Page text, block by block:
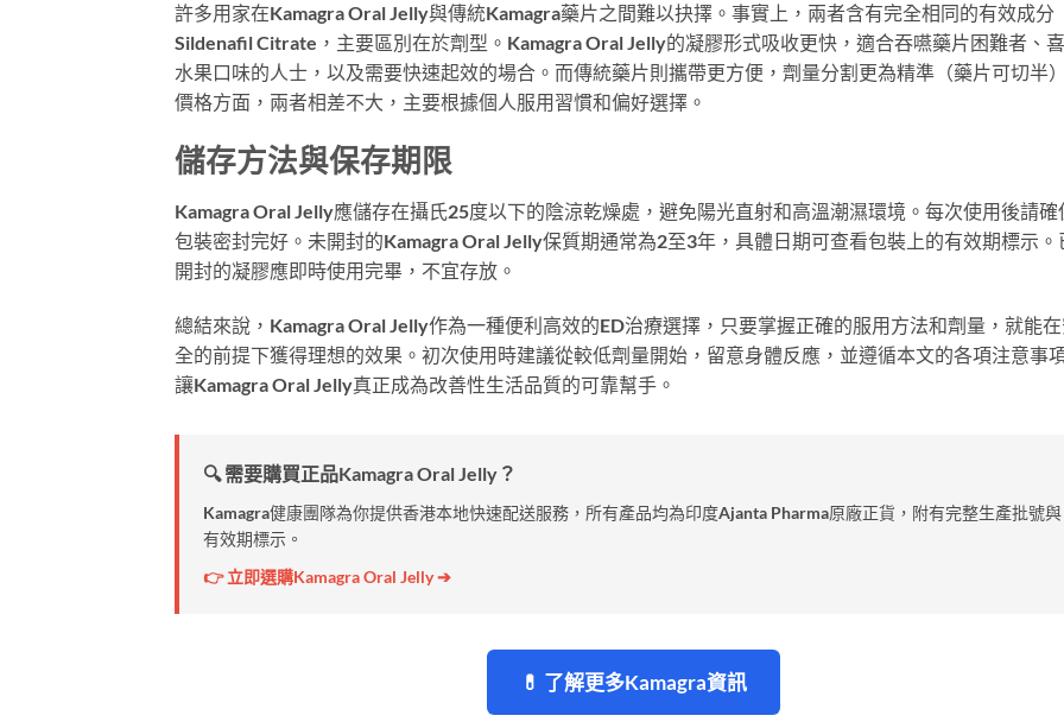
許多用家在Kamagra Oral Jelly與傳統Kamagra藥片之間難以抉擇。事實上，兩者含有完全相同的有效成分
Sildenafil Citrate，主要區別在於劑型。Kamagra Oral Jelly的凝膠形式吸收更快，適合吞嚥藥片困難者、
水果口味的人士，以及需要快速起效的場合。而傳統藥片則攜帶更方便，劑量分割更為精準（藥片可切半
價格方面，兩者相差不大，主要根據個人服用習慣和偏好選擇。
儲存方法與保存期限
Kamagra Oral Jelly應儲存在攝氏25度以下的陰涼乾燥處，避免陽光直射和高溫潮濕環境。每次使用後請確
包裝密封完好。未開封的Kamagra Oral Jelly保質期通常為2至3年，具體日期可查看包裝上的有效期標示。
開封的凝膠應即時使用完畢，不宜存放。
總結來說，Kamagra Oral Jelly作為一種便利高效的ED治療選擇，只要掌握正確的服用方法和劑量，就能
全的前提下獲得理想的效果。初次使用時建議從較低劑量開始，留意身體反應，並遵循本文的各項注意事
讓Kamagra Oral Jelly真正成為改善性生活品質的可靠幫手。
🔍 需要購買正品Kamagra Oral Jelly？
Kamagra健康團隊為你提供香港本地快速配送服務，所有產品均為印度Ajanta Pharma原廠正貨，附有完整生產批號與
有效期標示。
👉 立即選購Kamagra Oral Jelly ➔
💊 了解更多Kamagra資訊